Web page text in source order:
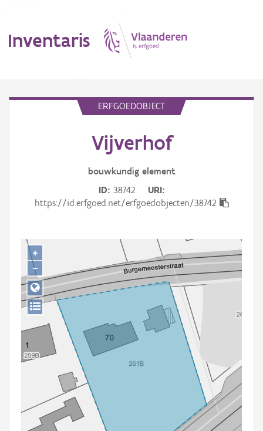
Inventaris
Gebeurtenis
Persoon of collectief
Downloads
Aanmelden
ERFGOEDOBJECT
Vijverhof
bouwkundig element
ID 38742
URI
https://id.erfgoed.net/erfgoedobjecten/38742
+
−